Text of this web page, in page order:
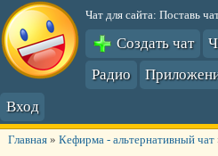
Чат для сайта: Поставь
Создать чат
Радио
Вход
Главная» Кефирма - альтернативный чат